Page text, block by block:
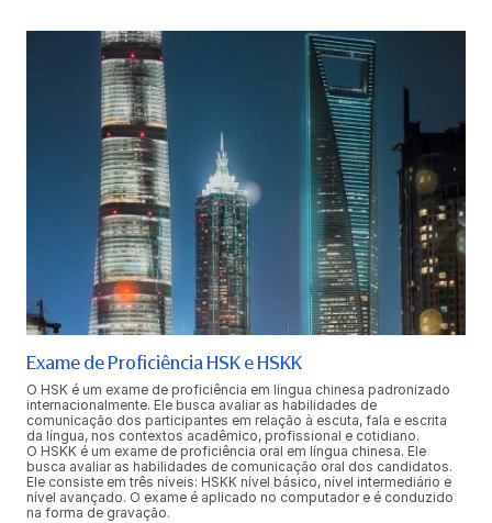
Exame de Proficiência HSK e HSKK
O HSK é um exame de proficiência em língua chinesa padronizado
internacionalmente. Ele busca avaliar as habilidades de
comunicação dos participantes em relação à escuta, fala e escrita
da língua, nos contextos acadêmico, profissional e cotidiano.
O HSKK é um exame de proficiência oral em língua chinesa. Ele
busca avaliar as habilidades de comunicação oral dos candidatos.
Ele consiste em três níveis: HSKK nível básico, nível intermediário e
nível avançado. O exame é aplicado no computador e é conduzido
na forma de gravação.